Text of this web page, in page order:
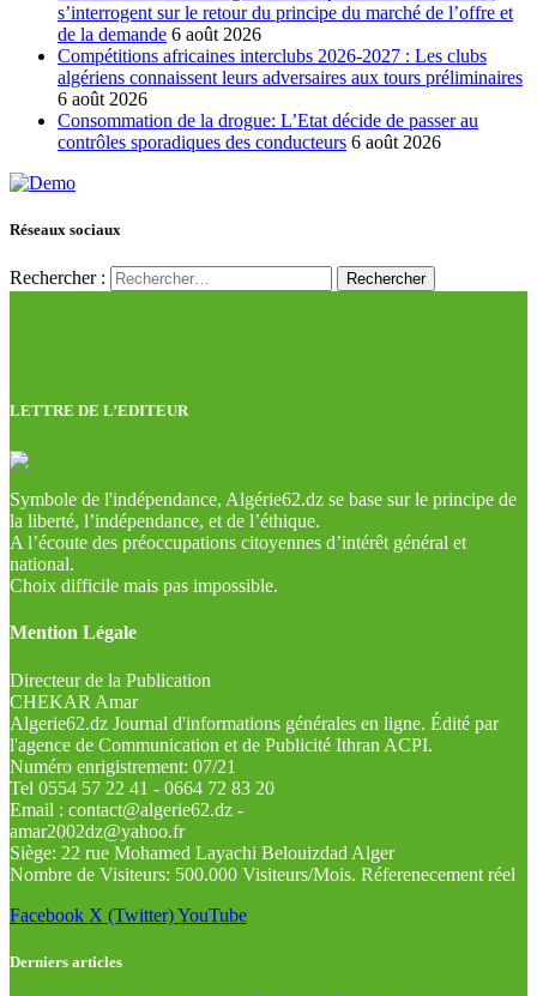
s’interrogent sur le retour du principe du marché de l’offre et
de la demande 6 août 2026
Compétitions africaines interclubs 2026-2027 : Les clubs
algériens connaissent leurs adversaires aux tours préliminaires
6 août 2026
Consommation de la drogue: L’Etat décide de passer au
contrôles sporadiques des conducteurs 6 août 2026
Réseaux sociaux
Rechercher :
LETTRE DE L’EDITEUR
Symbole de l'indépendance, Algérie62.dz se base sur le principe de
la liberté, l’indépendance, et de l’éthique.
A l’écoute des préoccupations citoyennes d’intérêt général et
national.
Choix difficile mais pas impossible.
Mention Légale
Directeur de la Publication
CHEKAR Amar
Algerie62.dz Journal d'informations générales en ligne. Édité par
l'agence de Communication et de Publicité Ithran ACPI.
Numéro enrigistrement: 07/21
Tel 0554 57 22 41 - 0664 72 83 20
Email : contact@algerie62.dz -
amar2002dz@yahoo.fr
Siège: 22 rue Mohamed Layachi Belouizdad Alger
Nombre de Visiteurs: 500.000 Visiteurs/Mois. Réferenecement réel
Facebook X (Twitter)YouTube
Derniers articles